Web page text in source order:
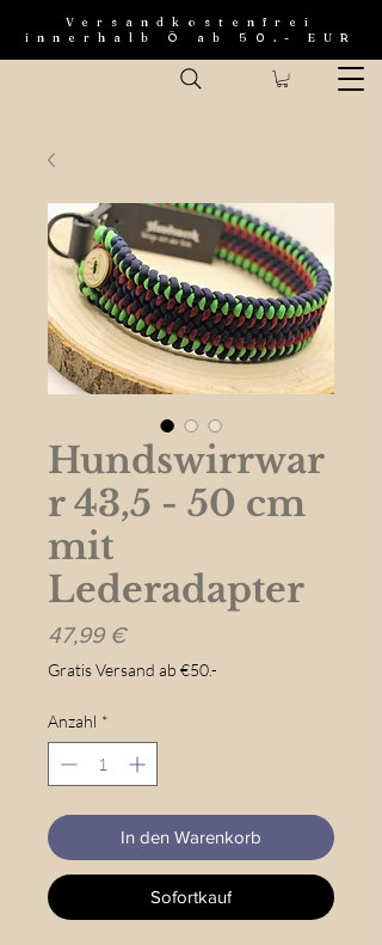
Versandkostenfrei
innerhalb Ö ab 50.- EUR
Hundswirrwar
r 43,5 - 50 cm
mit
Lederadapter
47,99 €Preis
Gratis Versand ab €50.-
Anzahl *
In den Warenkorb
Sofortkauf